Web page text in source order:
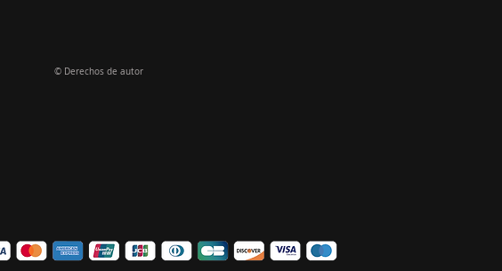
© Derechos de autor